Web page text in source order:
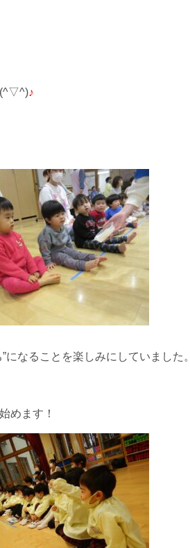
(^▽^)♪
”になることを楽しみにしていました。
めます！